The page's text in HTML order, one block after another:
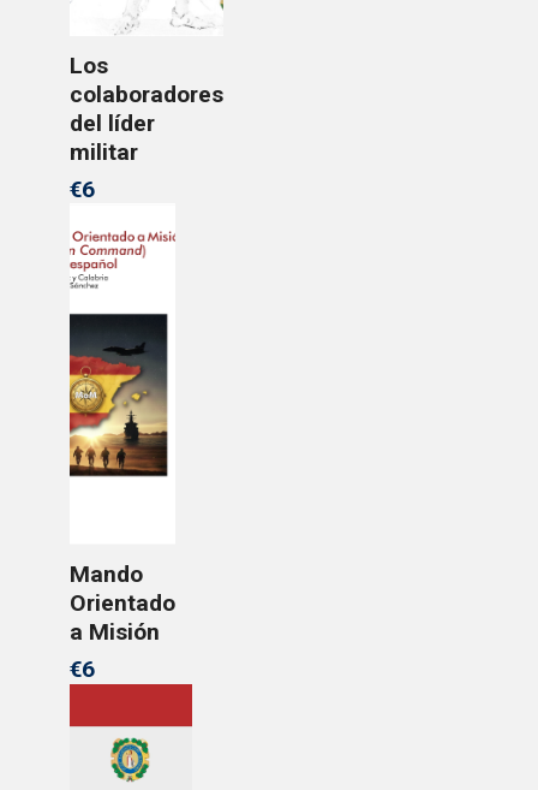
Los
colaboradores
del líder
militar
€6
Mando
Orientado
a Misión
€6